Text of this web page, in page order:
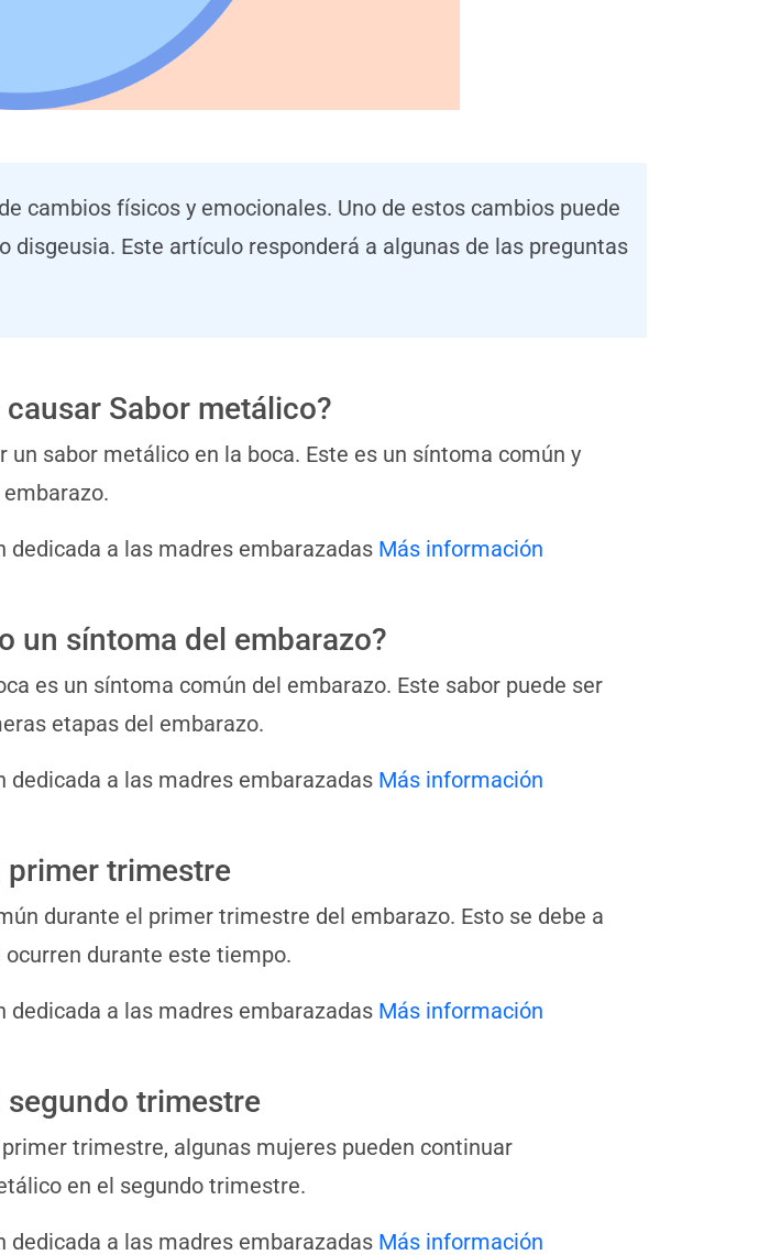
cambios físicos y emocionales. Uno de estos cambios puede
Este artículo responderá a algunas de las preguntas
Sabor metálico?
un sabor metálico en la boca. Este es un síntoma común y
dedicada a las madres embarazadas Más información
un síntoma del embarazo?
es un síntoma común del embarazo. Este sabor puede ser
etapas del embarazo.
dedicada a las madres embarazadas Más información
primer trimestre
durante el primer trimestre del embarazo. Esto se debe a
durante este tiempo.
dedicada a las madres embarazadas Más información
trimestre
trimestre, algunas mujeres pueden continuar
en el segundo trimestre.
dedicada a las madres embarazadas Más información